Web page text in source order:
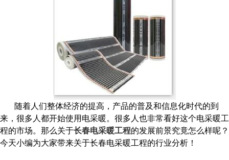
随着人们整体经济的提高，产品的普及和信息化时代的到
来，很多人都开始使用电采暖。很多人也非常看好这个电采暖工
程的市场。那么关于长春电采暖工程的发展前景究竟怎么样呢？
今天小编为大家带来关于长春电采暖工程的行业分析！